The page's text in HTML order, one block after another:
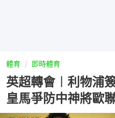
體育 即時體育
英超轉會︱利物浦
皇馬爭防中神將歐